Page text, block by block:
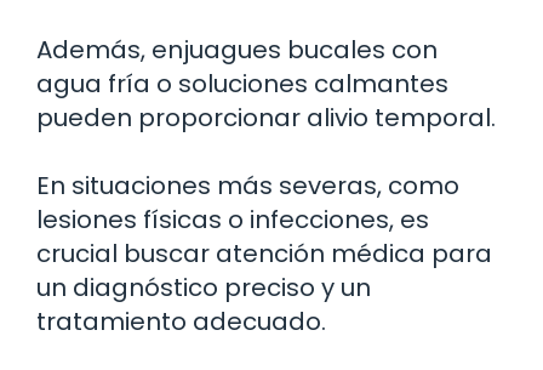
Además, enjuagues bucales con
agua fría o soluciones calmantes
pueden proporcionar alivio temporal.
En situaciones más severas, como
lesiones físicas o infecciones, es
crucial buscar atención médica para
un diagnóstico preciso y un
tratamiento adecuado.